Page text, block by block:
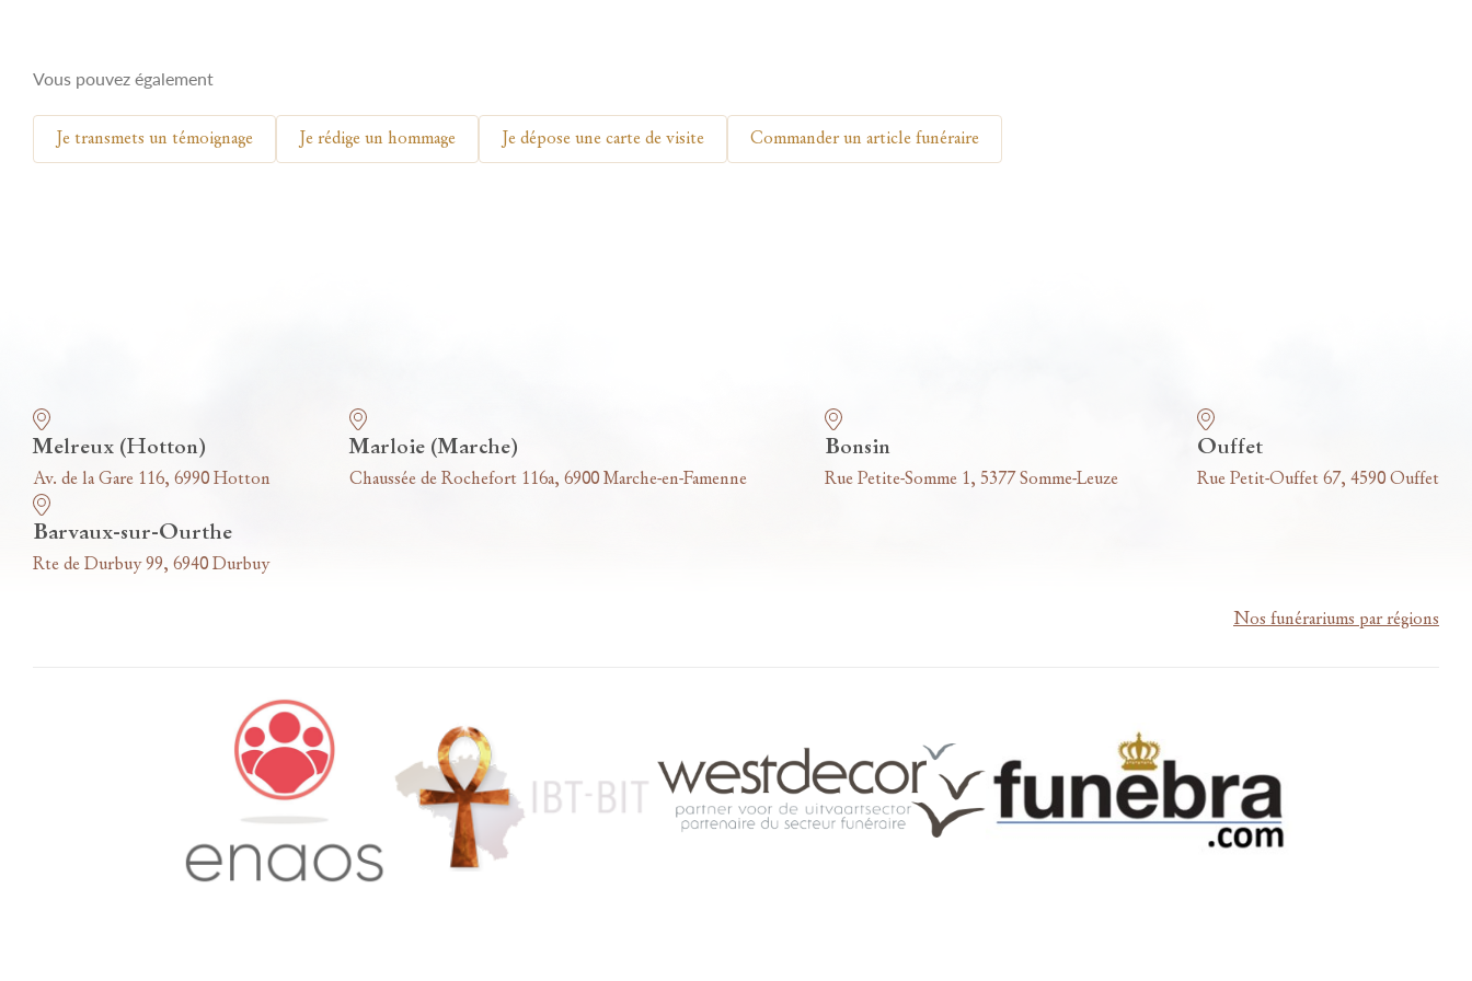
Vous pouvez également
Je transmets un témoignage Je rédige un hommage Je dépose une carte de visite Commander un article funéraire
Melreux (Hotton)
Av. de la Gare 116, 6990 Hotton
Marloie (Marche)
Chaussée de Rochefort 116a, 6900 Marche-en-Famenne
Bonsin
Rue Petite-Somme 1, 5377 Somme-Leuze
Ouffet
Rue Petit-Ouffet 67, 4590 Ouffet
Barvaux-sur-Ourthe
Rte de Durbuy 99, 6940 Durbuy
Nos funérariums par régions